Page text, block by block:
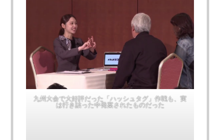
九州大会で大好評だった「ハッシュタグ」作戦も、実
は行き詰った中発案されたものだった